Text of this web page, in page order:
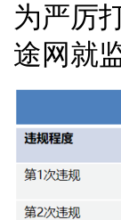
为严厉
途网就